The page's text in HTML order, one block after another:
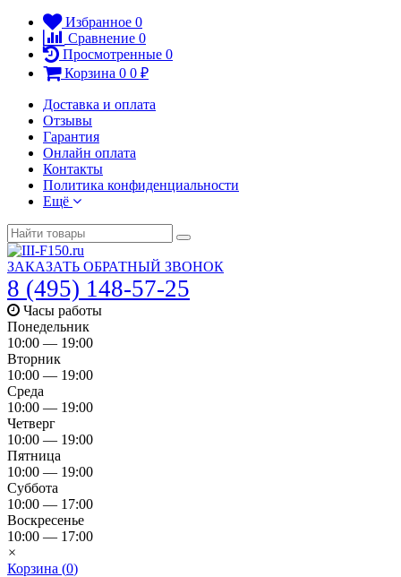
Избранное 0
Сравнение 0
Просмотренные 0
Корзина 0 0 ₽
Доставка и оплата
Отзывы
Гарантия
Онлайн оплата
Контакты
Политика конфиденциальности
Ещё
ЗАКАЗАТЬ ОБРАТНЫЙ ЗВОНОК
8 (495) 148-57-25
Часы работы
Понедельник
10:00 — 19:00
Вторник
10:00 — 19:00
Среда
10:00 — 19:00
Четверг
10:00 — 19:00
Пятница
10:00 — 19:00
Суббота
10:00 — 17:00
Воскресенье
10:00 — 17:00
×
Корзина (0)